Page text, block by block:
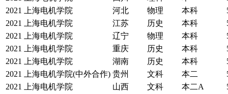
2021
上海电机学院 河北 物理 本科
2021
上海电机学院 江苏 历史 本科
2021
上海电机学院 辽宁 物理 本科
2021
上海电机学院 重庆 历史 本科
2021
上海电机学院 湖南 历史 本科
2021
上海电机学院(中外合作) 贵州 文科 本二
2021
上海电机学院 山西 文科 本二A